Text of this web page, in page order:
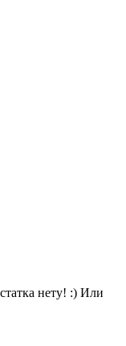
нету! :) Или